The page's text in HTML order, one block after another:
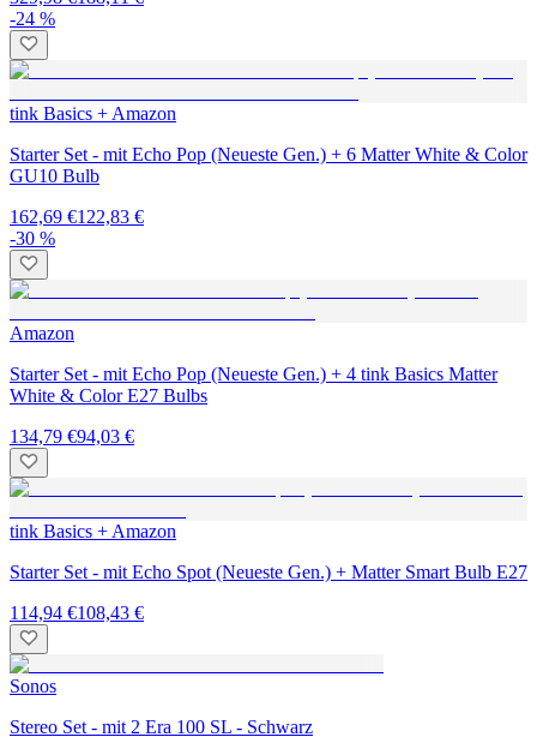
-24 %
tink Basics + Amazon
Starter Set - mit Echo Pop (Neueste Gen.) + 6 Matter White & Color
GU10 Bulb
162,69 €122,83 €
-30 %
Amazon
Starter Set - mit Echo Pop (Neueste Gen.) + 4 tink Basics Matter
White & Color E27 Bulbs
134,79 €94,03 €
tink Basics + Amazon
Starter Set - mit Echo Spot (Neueste Gen.) + Matter Smart Bulb E27
114,94 €108,43 €
Sonos
Stereo Set - mit 2 Era 100 SL - Schwarz